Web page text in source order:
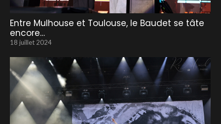
Entre Mulhouse et Toulouse, le Baudet se tâte
encore…
18 juillet 2024